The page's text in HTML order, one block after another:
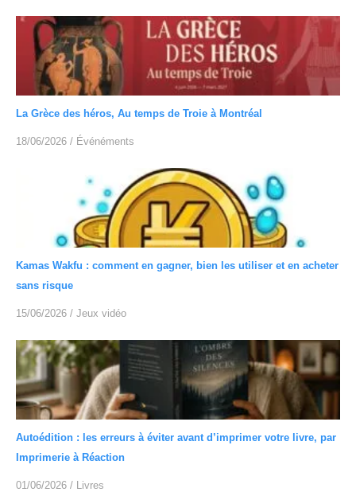
La Grèce des héros, Au temps de Troie à Montréal
18/06/2026 / Événéments
Kamas Wakfu : comment en gagner, bien les utiliser et en acheter
sans risque
15/06/2026 / Jeux vidéo
Autoédition : les erreurs à éviter avant d’imprimer votre livre, par
Imprimerie à Réaction
01/06/2026 / Livres